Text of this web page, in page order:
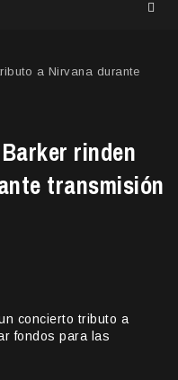
a Nirvana durante
rinden
transmisión
concierto tributo a
fondos para las